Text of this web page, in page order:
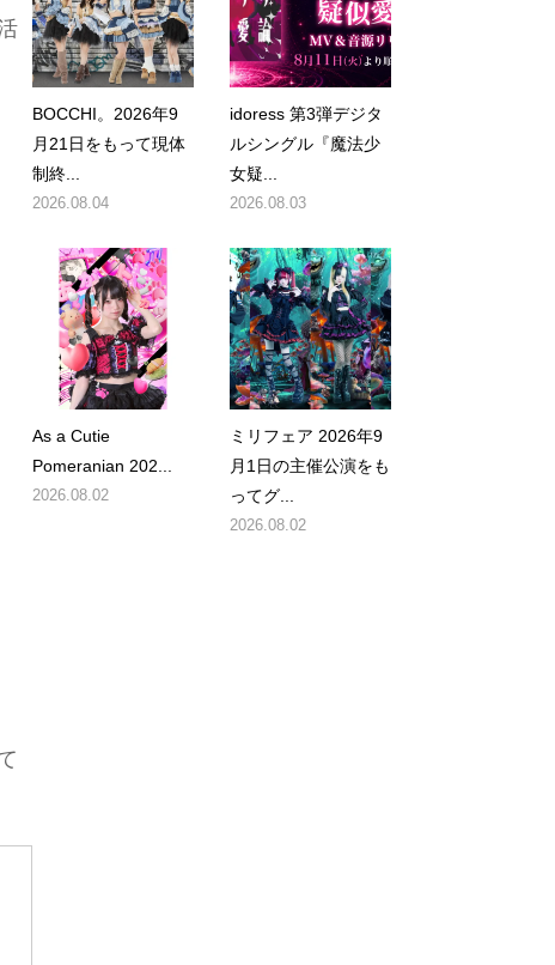
BOCCHI。2026年9
月21日をもって現体
制終...
2026.08.04
idoress 第3弾デジタ
ルシングル『魔法少
女疑...
2026.08.03
As a Cutie
Pomeranian 202...
2026.08.02
ミリフェア 2026年9
月1日の主催公演をも
ってグ...
2026.08.02